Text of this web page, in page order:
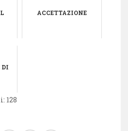
ACCETTAZIONE
DI
128